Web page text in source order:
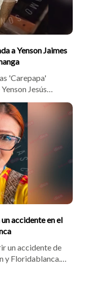
a Yenson Jaimes
'Carepapa'
Jesús
años en la vía a
recibió una
del agresor,
al Hospital
accidente en el
un accidente de
y Floridablanca.
Aunque fue